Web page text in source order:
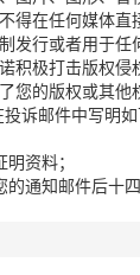
得在任何媒体直
发行或者用于任
积极打击版权侵
您的版权或其他
诉邮件中写明如
资料；
通知邮件后十